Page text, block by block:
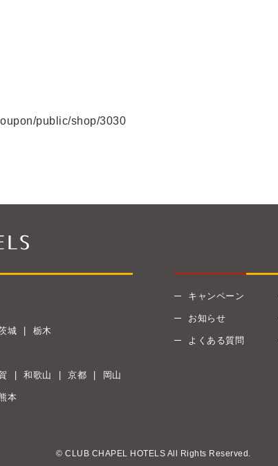
public/shop/3030
城 栃木
和歌山 京都 岡山
本
キャンペーン
お知らせ
よくある質問
© CLUB CHAPEL HOTELS All Rights Reserved.